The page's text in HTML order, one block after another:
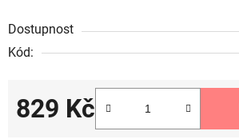
Dostupnost
Kód:
829 Kč